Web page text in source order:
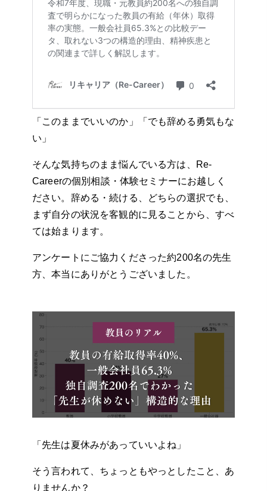
「このままでいいのか」「でも辞める勇気もな
い」
そんな気持ちのまま悩んでいる方は、Re-
Careerの個別相談・体験セミナーにお越しく
ださい。辞める・続ける、どちらの選択でも、
まず自分の状況を客観的に見ることから、すべ
ては始まります。
アンケートにご協力くださった約200名の先生
方、本当にありがとうございました。
「先生は夏休みがあっていいよね」
そう言われて、ちょっともやっとしたこと、あ
りませんか？